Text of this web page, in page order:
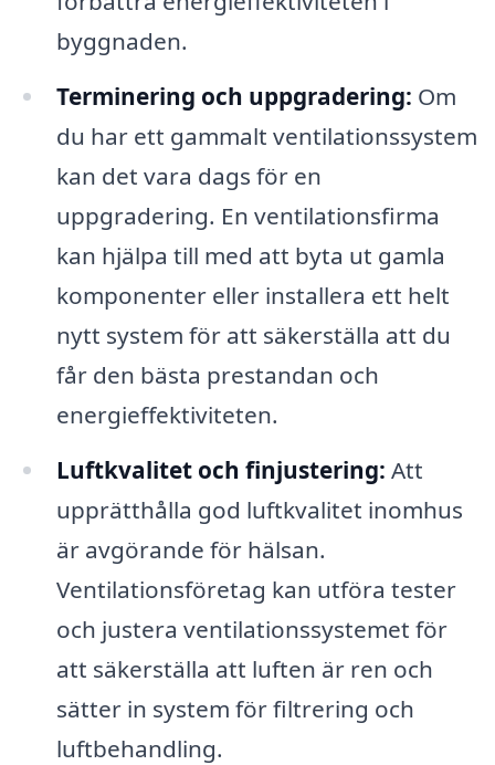
byggnaden.
Terminering och uppgradering: Om
du har ett gammalt ventilationssystem
kan det vara dags för en
uppgradering. En ventilationsfirma
kan hjälpa till med att byta ut gamla
komponenter eller installera ett helt
nytt system för att säkerställa att du
får den bästa prestandan och
energieffektiviteten.
Luftkvalitet och finjustering: Att
upprätthålla god luftkvalitet inomhus
är avgörande för hälsan.
Ventilationsföretag kan utföra tester
och justera ventilationssystemet för
att säkerställa att luften är ren och
sätter in system för filtrering och
luftbehandling.